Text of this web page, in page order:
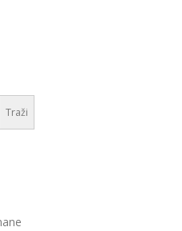
Traži